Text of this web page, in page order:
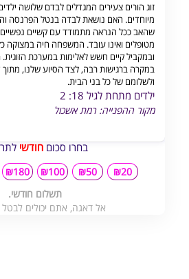
זוג הורים צעירים המגדלים לבדם שלושה
מיוחדים. האם נושאת לבדה בנטל הפרנסה
שהאב ככל הנראה מתמודד עם קשיים נפשיים
מטופלים ואינו עובד. המשפחה חיה במצוקה
ובמקביל קיים חשש לאלימות במערכת
במקרה ברגישות רבה, לצד הסיוע שלנו, מתוך
ולשלומם של כל בני הבית.
ילדים מתחת לגיל 18: 2
מקור ההפנייה: רמת אשכול
בחרו סכום חודשי
₪20
₪50
₪100
₪180
תשלום חודשי.
אל דאגה, אתם יכולים